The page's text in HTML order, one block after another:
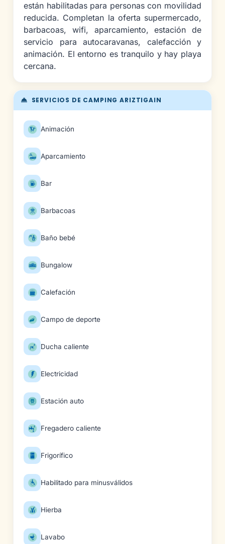
SERVICIOS DE CAMPING ARIZTIGAIN
Animación
Aparcamiento
Bar
Barbacoas
Baño bebé
Bungalow
Calefación
Campo de deporte
Ducha caliente
Electricidad
Estación auto
Fregadero caliente
Frigorífico
Habilitado para minusválidos
Hierba
Lavabo
están habilitadas para personas con movilidad
reducida. Completan la oferta supermercado,
barbacoas, wifi, aparcamiento, estación de
servicio para autocaravanas, calefacción y
animación. El entorno es tranquilo y hay playa
cercana.